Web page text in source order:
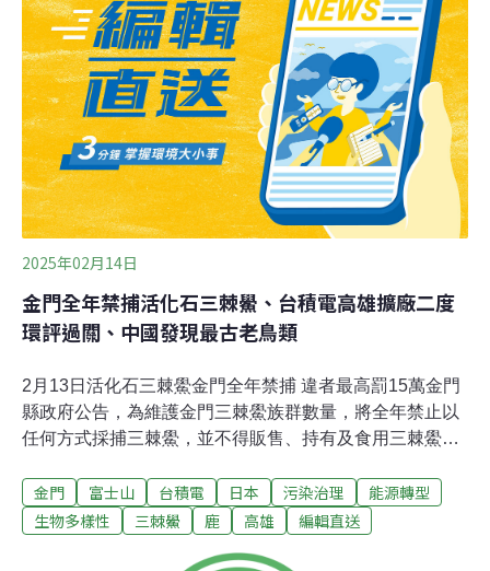
2025年02月14日
金門全年禁捕活化石三棘鱟、台積電高雄擴廠二度
環評過關、中國發現最古老鳥類
2月13日活化石三棘鱟金門全年禁捕 違者最高罰15萬金門
縣政府公告，為維護金門三棘鱟族群數量，將全年禁止以
任何方式採捕三棘鱟，並不得販售、持有及食用三棘鱟，
此有「活化石」之稱，而為維護金門三棘鱟族群數量，金
門縣政府公告「金門縣三棘鱟禁捕措施相關事宜」將自今
金門 富士山 台積電 日本 污染治理
能源轉型
生物多樣性
三棘鱟 鹿 高雄 編輯直送